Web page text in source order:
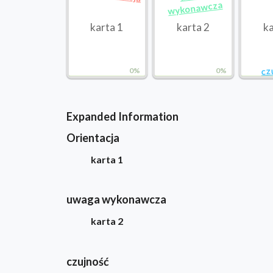
0%
karta 1
0%
wykonawcza
karta 2
Expanded Information
Orientacja
karta 1
uwaga wykonawcza
karta 2
czujność